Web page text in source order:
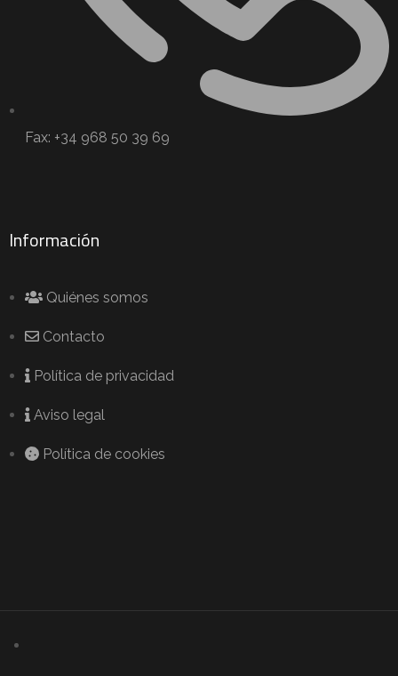
Fax: +34 968 50 39 69
Información
Quiénes somos
Contacto
Política de privacidad
Aviso legal
Política de cookies